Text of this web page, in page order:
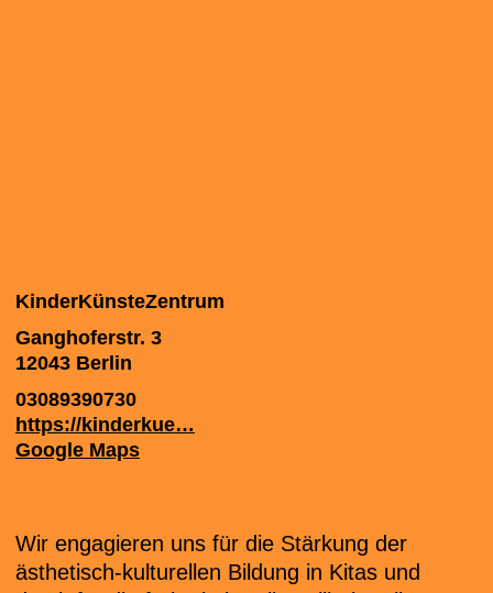
KinderKünste­Zentrum
Ganghoferstr. 3
12043 Berlin
03089390730
https://kinderkue…
Google Maps
Wir engagieren uns für die Stärkung der
ästhetisch-kulturellen Bildung in Kitas und